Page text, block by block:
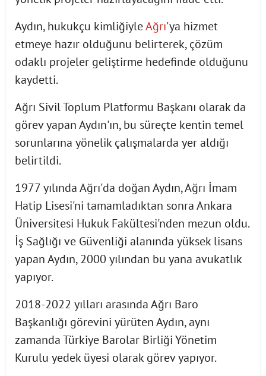
Aydın, hukukçu kimliğiyleAğrı'ya hizmet
etmeye hazır olduğunu belirterek, çözüm
odaklı projeler geliştirme hedefinde olduğunu
kaydetti.
Ağrı Sivil Toplum Platformu Başkanı olarak da
görev yapan Aydın'ın, bu süreçte kentin temel
sorunlarına yönelik çalışmalarda yer aldığı
belirtildi.
1977 yılında Ağrı'da doğan Aydın, Ağrı İmam
Hatip Lisesi'ni tamamladıktan sonra Ankara
Üniversitesi Hukuk Fakültesi'nden mezun oldu.
İş Sağlığı ve Güvenliği alanında yüksek lisans
yapan Aydın, 2000 yılından bu yana avukatlık
yapıyor.
2018-2022 yılları arasında Ağrı Baro
Başkanlığı görevini yürüten Aydın, aynı
zamanda Türkiye Barolar Birliği Yönetim
Kurulu yedek üyesi olarak görev yapıyor.